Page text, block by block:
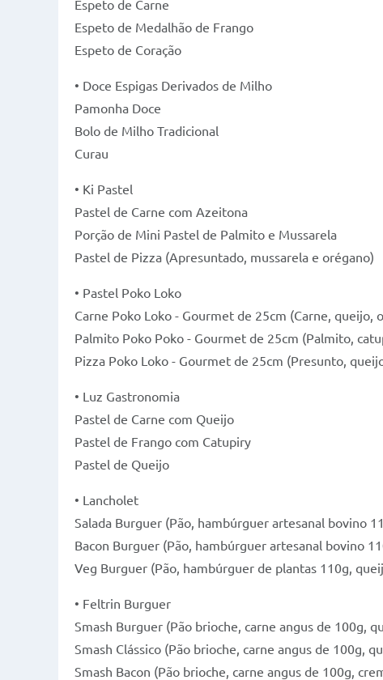
Espeto de Carne
Espeto de Medalhão de Frango
Espeto de Coração
• Doce Espigas Derivados de Milho
Pamonha Doce
Bolo de Milho Tradicional
Curau
• Ki Pastel
Pastel de Carne com Azeitona
Porção de Mini Pastel de Palmito e Mussarela
Pastel de Pizza (Apresuntado, mussarela e orégano)
• Pastel Poko Loko
Carne Poko Loko - Gourmet de 25cm (Carne, queijo,
Palmito Poko Poko - Gourmet de 25cm (Palmito,
Pizza Poko Loko - Gourmet de 25cm (Presunto,
• Luz Gastronomia
Pastel de Carne com Queijo
Pastel de Frango com Catupiry
Pastel de Queijo
• Lancholet
Salada Burguer (Pão, hambúrguer artesanal bovino
Bacon Burguer (Pão, hambúrguer artesanal bovino
Veg Burguer (Pão, hambúrguer de plantas 110g,
• Feltrin Burguer
Smash Burguer (Pão brioche, carne angus de 100g,
Smash Clássico (Pão brioche, carne angus de 100g,
Smash Bacon (Pão brioche, carne angus de 100g,